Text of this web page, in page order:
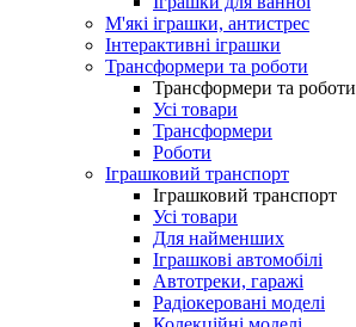
М'які іграшки, антистрес
Інтерактивні іграшки
Трансформери та роботи
Трансформери та роботи
Усі товари
Трансформери
Роботи
Іграшковий транспорт
Іграшковий транспорт
Усі товари
Для найменших
Іграшкові автомобілі
Автотреки, гаражі
Радіокеровані моделі